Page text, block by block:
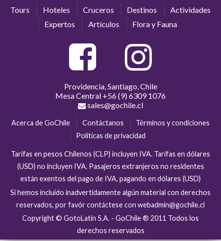
Tours Hoteles Cruceros Destinos
Actividades
Expertos
Artículos Flora y Fauna
Providencia, Santiago, Chile
Mesa Central +56 (9) 6309 1076
sales@gochile.cl
Acerca de GoChile Contáctanos
Términos y condiciones
Políticas de privacidad
Tarifas en pesos Chilenos (CLP) incluyen IVA. Tarifas en dólares
(USD) no incluyen IVA. Pasajeros extranjeros no residentes
están exentos del pago de IVA, pagando en dólares (USD)
Si hemos incluído inadvertidamente algún material con derechos
reservados, por favór contáctese con webadmin@gochile.cl
Copyright © GotoLatin S.A. - GoChile ® 2011 Todos los
derechos reservados